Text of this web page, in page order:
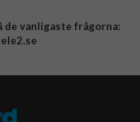
de vanligaste frågorna: